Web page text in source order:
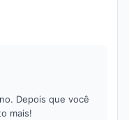
Depois que você
mais!